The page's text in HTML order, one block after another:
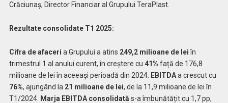
Crăciunaș, Director Financiar al Grupului TeraPlast.
Rezultate consolidate T1 2025:
Cifra de afaceri a Grupului a atins 249,2 milioane de leiîn
trimestrul 1 al anului curent, în creștere cu 41% față de 176,8
milioane de lei în aceeași perioadă din 2024. EBITDAa crescut cu
76%, ajungând la 21 milioane de lei, de la 11,9 milioane de lei în
T1/2024. Marja EBITDA consolidată s-a îmbunătățit cu 1,7 pp,